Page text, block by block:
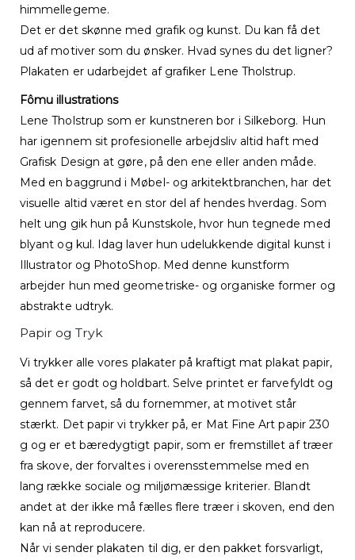
himmellegeme.
Det er det skønne med grafik og kunst. Du kan få det
ud af motiver som du ønsker. Hvad synes du det ligner?
Plakaten er udarbejdet af grafiker Lene Tholstrup.
Fômu illustrations
Lene Tholstrup som er kunstneren bor i Silkeborg. Hun
har igennem sit profesionelle arbejdsliv altid haft med
Grafisk Design at gøre, på den ene eller anden måde.
Med en baggrund i Møbel- og arkitektbranchen, har det
visuelle altid været en stor del af hendes hverdag. Som
helt ung gik hun på Kunstskole, hvor hun tegnede med
blyant og kul. Idag laver hun udelukkende digital kunst i
Illustrator og PhotoShop. Med denne kunstform
arbejder hun med geometriske- og organiske former og
abstrakte udtryk.
Papir og Tryk
Vi trykker alle vores plakater på kraftigt mat plakat papir,
så det er godt og holdbart. Selve printet er farvefyldt og
gennem farvet, så du fornemmer, at motivet står
stærkt. Det papir vi trykker på, er Mat Fine Art papir 230
g og er et bæredygtigt papir, som er fremstillet af træer
fra skove, der forvaltes i overensstemmelse med en
lang række sociale og miljømæssige kriterier. Blandt
andet at der ikke må fælles flere træer i skoven, end den
kan nå at reproducere.
Når vi sender plakaten til dig, er den pakket forsvarligt,